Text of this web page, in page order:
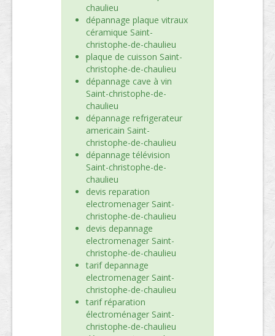
chaulieu
dépannage plaque vitraux
céramique Saint-
christophe-de-chaulieu
plaque de cuisson Saint-
christophe-de-chaulieu
dépannage cave à vin
Saint-christophe-de-
chaulieu
dépannage refrigerateur
americain Saint-
christophe-de-chaulieu
dépannage télévision
Saint-christophe-de-
chaulieu
devis reparation
electromenager Saint-
christophe-de-chaulieu
devis depannage
electromenager Saint-
christophe-de-chaulieu
tarif depannage
electromenager Saint-
christophe-de-chaulieu
tarif réparation
électroménager Saint-
christophe-de-chaulieu